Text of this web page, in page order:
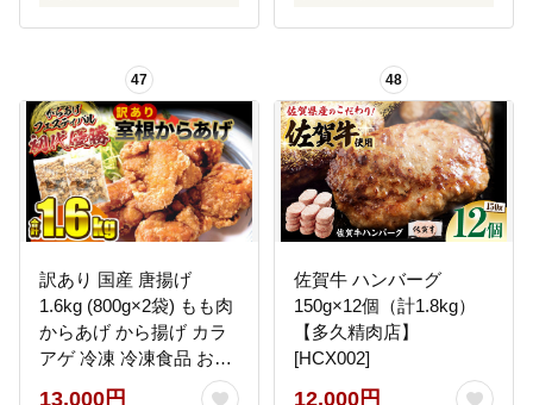
47
訳あり 国産 唐揚げ
1.6kg (800g×2袋) もも肉
からあげ から揚げ カラ
アゲ 冷凍 冷凍食品 お弁
当 弁当 おかず 惣菜 鶏も
13,000円
48
佐賀牛 ハンバーグ
150g×12個（計1.8kg）
【多久精肉店】
[HCX002]
12,000円